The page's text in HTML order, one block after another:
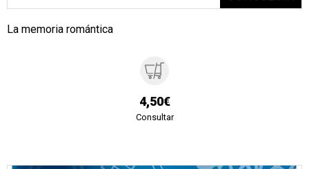
La memoria romántica
4,50€
Consultar